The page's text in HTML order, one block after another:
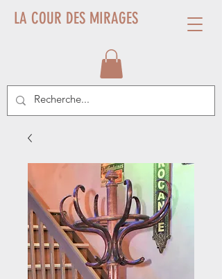
LA COUR DES MIRAGES